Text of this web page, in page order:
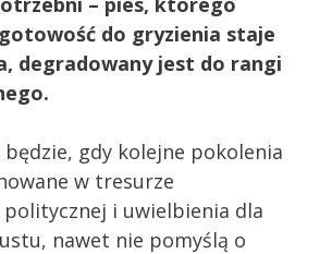
do gryzienia staje
degradowany jest do rangi
będzie, gdy kolejne pokolenia
w tresurze
i uwielbienia dla
nawet nie pomyślą o